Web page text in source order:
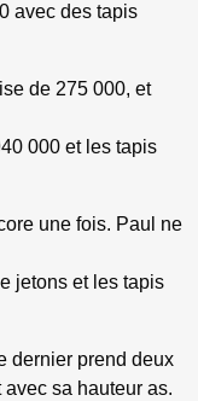
avec des tapis
de 275 000, et
000 et les tapis
une fois. Paul ne
jetons et les tapis
dernier prend deux
sa hauteur as.